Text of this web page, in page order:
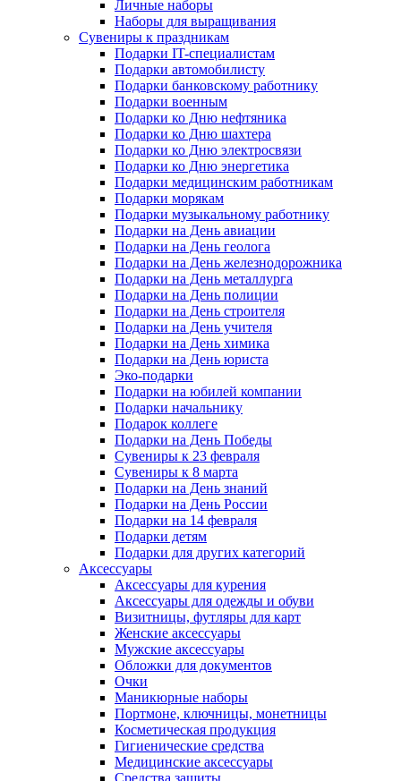
Личные наборы
Наборы для выращивания
Сувениры к праздникам
Подарки IT-специалистам
Подарки автомобилисту
Подарки банковскому работнику
Подарки военным
Подарки ко Дню нефтяника
Подарки ко Дню шахтера
Подарки ко Дню электросвязи
Подарки ко Дню энергетика
Подарки медицинским работникам
Подарки морякам
Подарки музыкальному работнику
Подарки на День авиации
Подарки на День геолога
Подарки на День железнодорожника
Подарки на День металлурга
Подарки на День полиции
Подарки на День строителя
Подарки на День учителя
Подарки на День химика
Подарки на День юриста
Эко-подарки
Подарки на юбилей компании
Подарки начальнику
Подарок коллеге
Подарки на День Победы
Сувениры к 23 февраля
Сувениры к 8 марта
Подарки на День знаний
Подарки на День России
Подарки на 14 февраля
Подарки детям
Подарки для других категорий
Аксессуары
Аксессуары для курения
Аксессуары для одежды и обуви
Визитницы, футляры для карт
Женские аксессуары
Мужские аксессуары
Обложки для документов
Очки
Маникюрные наборы
Портмоне, ключницы, монетницы
Косметическая продукция
Гигиенические средства
Медицинские аксессуары
Средства защиты